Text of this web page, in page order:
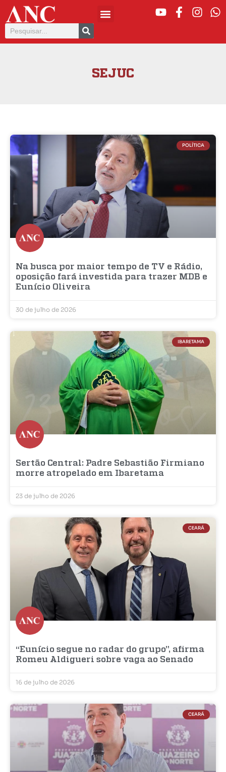
SEJUC
POLÍTICA
Na busca por maior tempo de TV e Rádio,
oposição fará investida para trazer MDB e
Eunício Oliveira
30 de julho de 2026
IBARETAMA
Sertão Central: Padre Sebastião Firmiano
morre atropelado em Ibaretama
23 de julho de 2026
CEARÁ
“Eunício segue no radar do grupo”, afirma
Romeu Aldigueri sobre vaga ao Senado
16 de julho de 2026
CEARÁ